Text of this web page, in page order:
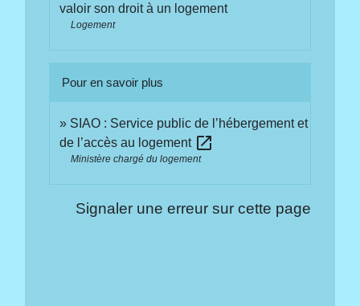
valoir son droit à un logement
Logement
Pour en savoir plus
SIAO : Service public de l’hébergement et
de l’accès au logement open_in_new
Ministère chargé du logement
Signaler une erreur sur cette page